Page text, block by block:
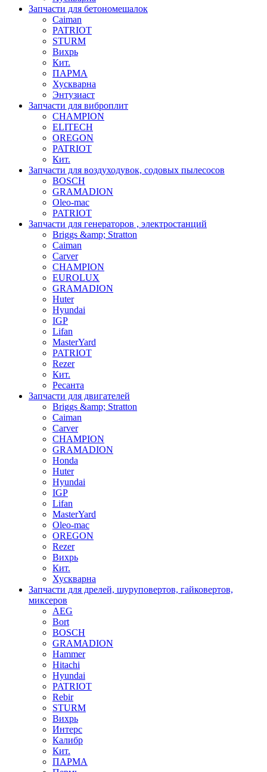
Запчасти для бетономешалок
Caiman
PATRIOT
STURM
Вихрь
Кит.
ПАРМА
Хускварна
Энтузиаст
Запчасти для виброплит
CHAMPION
ELITECH
OREGON
PATRIOT
Кит.
Запчасти для воздуходувок, содовых пылесосов
BOSCH
GRAMADION
Oleo-mac
PATRIOT
Запчасти для генераторов , электростанций
Briggs &amp; Stratton
Caiman
Carver
CHAMPION
EUROLUX
GRAMADION
Huter
Hyundai
IGP
Lifan
MasterYard
PATRIOT
Rezer
Кит.
Ресанта
Запчасти для двигателей
Briggs &amp; Stratton
Caiman
Carver
CHAMPION
GRAMADION
Honda
Huter
Hyundai
IGP
Lifan
MasterYard
Oleo-mac
OREGON
Rezer
Вихрь
Кит.
Хускварна
Запчасти для дрелей, шуруповертов, гайковертов,
миксеров
AEG
Bort
BOSCH
GRAMADION
Hammer
Hitachi
Hyundai
PATRIOT
Rebir
STURM
Вихрь
Интерс
Калибр
Кит.
ПАРМА